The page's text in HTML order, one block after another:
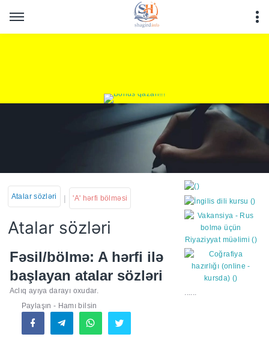
Atalar sözləri | 'A' hərfi bölməsi
Atalar sözləri
Fəsil/bölmə: A hərfi ilə
başlayan atalar sözləri
Aclıq ayıya darayı oxudar.
Paylaşın - Hamı bilsin
https://wa.me/
......